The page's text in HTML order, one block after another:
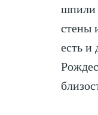
шпили
стены
есть и